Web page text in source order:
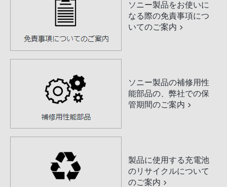
ソニー製品をお使いに
なる際の免責事項につ
いてのご案内
ソニー製品の補修用性
能部品の、弊社での保
管期間のご案内
製品に使用する充電池
のリサイクルについて
のご案内